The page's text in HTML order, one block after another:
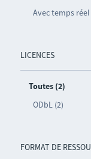
Avec temps réel
LICENCES
Toutes (2)
ODbL (2)
FORMAT DE